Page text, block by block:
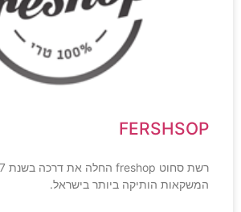
FERSHSOP
המשקאות הותיקה ביותר בישראל.